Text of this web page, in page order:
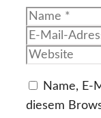
Name
Name, E-
diesem